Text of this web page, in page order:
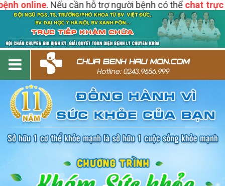
online. Nếu cần hỗ trợ người bệnh có thểchat trực